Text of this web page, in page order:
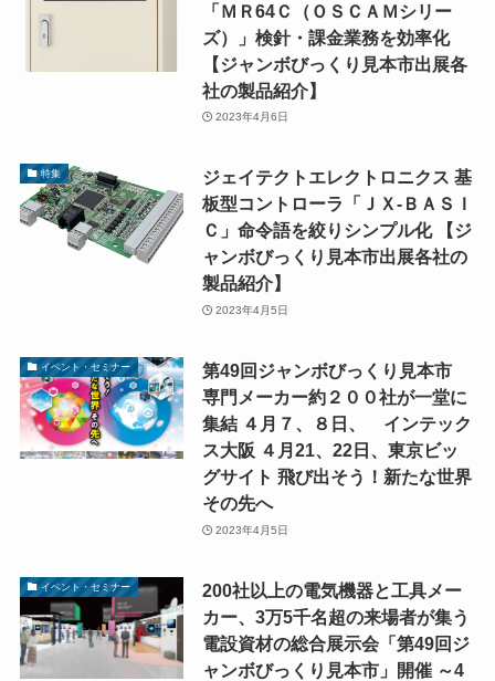
「ＭＲ64Ｃ（ＯＳＣＡＭシリー
ズ）」検針・課金業務を効率化
【ジャンボびっくり見本市出展各
社の製品紹介】
2023年4月6日
特集
ジェイテクトエレクトロニクス 基
板型コントローラ「ＪＸ-ＢＡＳＩ
Ｃ」命令語を絞りシンプル化 【ジ
ャンボびっくり見本市出展各社の
製品紹介】
2023年4月5日
イベント・セミナー
第49回ジャンボびっくり見本市
専門メーカー約２００社が一堂に
集結 ４月７、８日、 インテック
ス大阪 ４月21、22日、東京ビッ
グサイト 飛び出そう！新たな世界
その先へ
2023年4月5日
イベント・セミナー
200社以上の電気機器と工具メー
カー、3万5千名超の来場者が集う
電設資材の総合展示会「第49回ジ
ャンボびっくり見本市」開催 ～4